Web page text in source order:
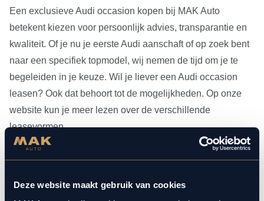
Deze website maakt gebruik van cookies
Een exclusieve Audi occasion kopen bij MAK Auto
betekent kiezen voor persoonlijk advies, transparantie en
kwaliteit. Of je nu je eerste Audi aanschaft of op zoek bent
naar een specifiek topmodel, wij nemen de tijd om je te
begeleiden in je keuze. Wil je liever een Audi occasion
leasen? Ook dat behoort tot de mogelijkheden. Op onze
website kun je meer lezen over de verschillende
leasevormen.
Heb je je Audi occasion eenmaal gevonden, dan kun je
aangesloten bij Bosch Car Service, beschikken onze